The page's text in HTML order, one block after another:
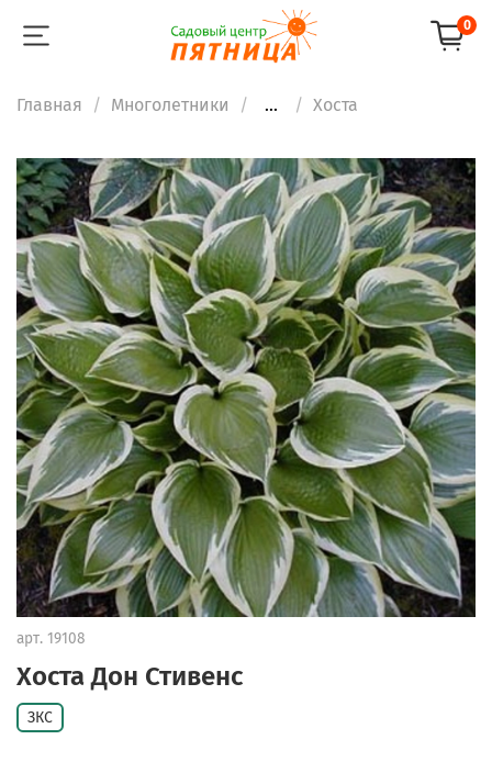
0
Главная Многолетники ... Хоста
арт. 19108
Хоста Дон Стивенс
ЗКС